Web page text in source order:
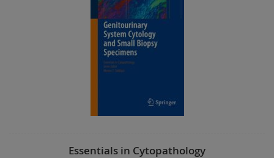
Essentials in Cytopathology